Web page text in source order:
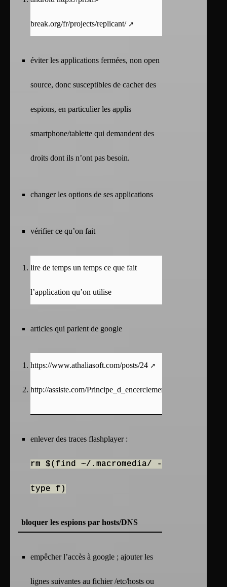
break.org/fr/projects/replicant/
éviter les applications fermées, non open
source, donc susceptibles de cacher des
espions, en particulier les applis
smartphone/tablette qui demandent des
droits dont ils n’ont pas besoin.
changer les options de ses applications
vérifier ce qu’on fait
lire de temps un temps ce que fait
l’application qu’on utilise
articles qui parlent de google
https://www.athaliasoft.com/posts/24
http://assiste.com/Principe_d_encerclement.html
enlever des traces flashplayer :
rm $(find ~/.macromedia/ -
type f)
bloquer les espions par hosts/DNS
empêcher l’accès à google ; ajouter les
lignes suivantes au fichier /etc/hosts ou